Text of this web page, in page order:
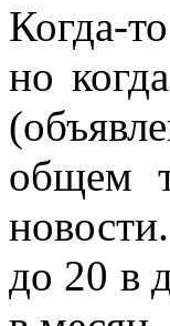
Когда-
но
общем
до 20 в